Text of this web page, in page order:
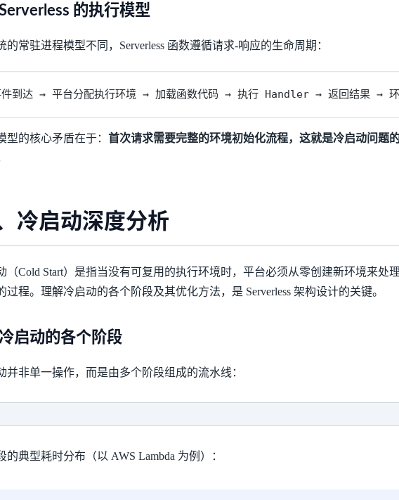
的执行模型
的常驻进程模型不同，Serverless 函数遵循请求-响应的生命周期：
件到达 → 平台分配执行环境 → 加载函数代码 → 执行 Handler → 返回结果 → 环
型的核心矛盾在于： 首次请求需要完整的环境初始化流程，这就是冷启动问题
冷启动深度分析
（Cold Start）是指当没有可复用的执行环境时，平台必须从零创建新环境来处
过程。理解冷启动的各个阶段及其优化方法，是 Serverless 架构设计的关键。
启动的各个阶段
并非单一操作，而是由多个阶段组成的流水线：
的典型耗时分布（以 AWS Lambda 为例）：